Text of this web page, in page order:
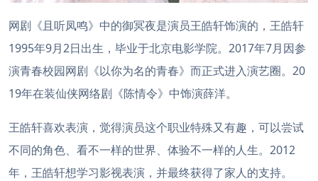
网剧《且听凤鸣》中的御冥夜是演员王皓轩饰演的，王皓轩
1995年9月2日出生，毕业于北京电影学院。2017年7月因参
演青春校园网剧《以你为名的青春》而正式进入演艺圈。20
19年在装仙侠网络剧《陈情令》中饰演薛洋。
王皓轩喜欢表演，觉得演员这个职业特殊又有趣，可以尝试
不同的角色、看不一样的世界、体验不一样的人生。2012
年，王皓轩想学习影视表演，并最终获得了家人的支持。